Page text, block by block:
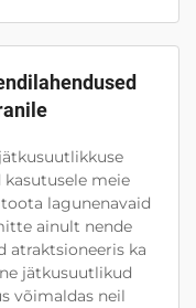
meie
lagunenavaid
ainult nende
atraktsioneeris ka
jätkusuutlikud
võimaldas neil